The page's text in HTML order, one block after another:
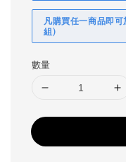
凡購買任一商品即
組)
數量